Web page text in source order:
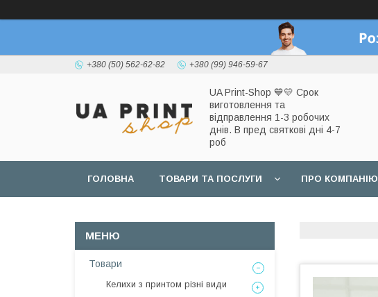
+380 (50) 562-62-82 +380 (99) 946-59-67
UA Print-Shop ​💙💛 Срок
виготовлення та
відправлення 1-3 робочих
днів. В пред святкові дні 4-7
роб
ГОЛОВНА ТОВАРИ ТА ПОСЛУГИ ПРО КОМПАНІЮ
Товари
Келихи з принтом різні види